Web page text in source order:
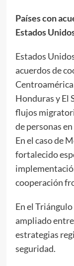
Países con
Estados
Estados
acuerdos de
Honduras y El
flujos
de personas
En el caso de
fortalecido
cooperación
En el
ampliado
estrategias
seguridad.